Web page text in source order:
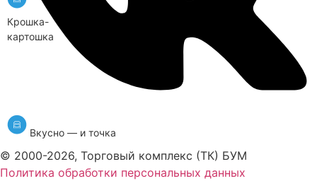
Крошка-
картошка
Вкусно — и точка
© 2000-2026, Торговый комплекс (ТК) БУМ
Политика обработки персональных данных